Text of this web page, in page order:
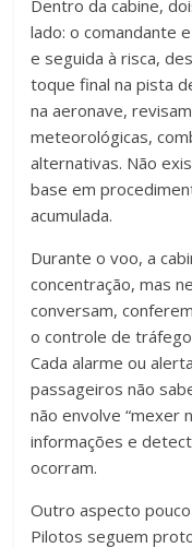
Dentro da cabine,
lado: o comandante
e seguida à risca,
toque final na pista
na aeronave,
meteorológicas,
alternativas. Não
base em
acumulada.
Durante o voo, a
concentração, mas
conversam,
o controle de
Cada alarme ou
passageiros não
não envolve “mexer
informações e
ocorram.
Outro aspecto
Pilotos seguem